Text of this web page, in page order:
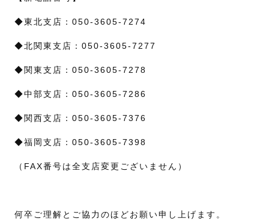
◆東北支店：050-3605-7274
◆北関東支店：050-3605-7277
◆関東支店：050-3605-7278
◆中部支店：050-3605-7286
◆関西支店：050-3605-7376
◆福岡支店：050-3605-7398
（FAX番号は全支店変更ございません）
何卒ご理解とご協力のほどお願い申し上げます。